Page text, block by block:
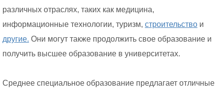
различных отраслях, таких как медицина,
информационные технологии, туризм, строительство и
другие. Они могут также продолжить свое образование и
получить высшее образование в университетах.
Среднее специальное образование предлагает отличные